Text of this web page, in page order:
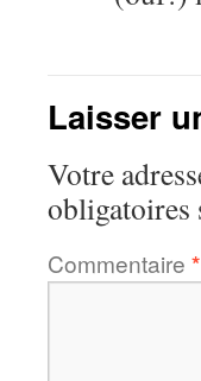
Laisser
Votre
obligatoires
Commentaire *